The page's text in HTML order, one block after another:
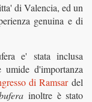
di Valencia, ed un
genuina e di
e' stata inclusa
d'importanza
di Ramsardel
inoltre è stato